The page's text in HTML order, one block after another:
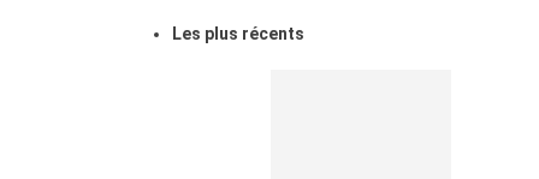
Les plus récents